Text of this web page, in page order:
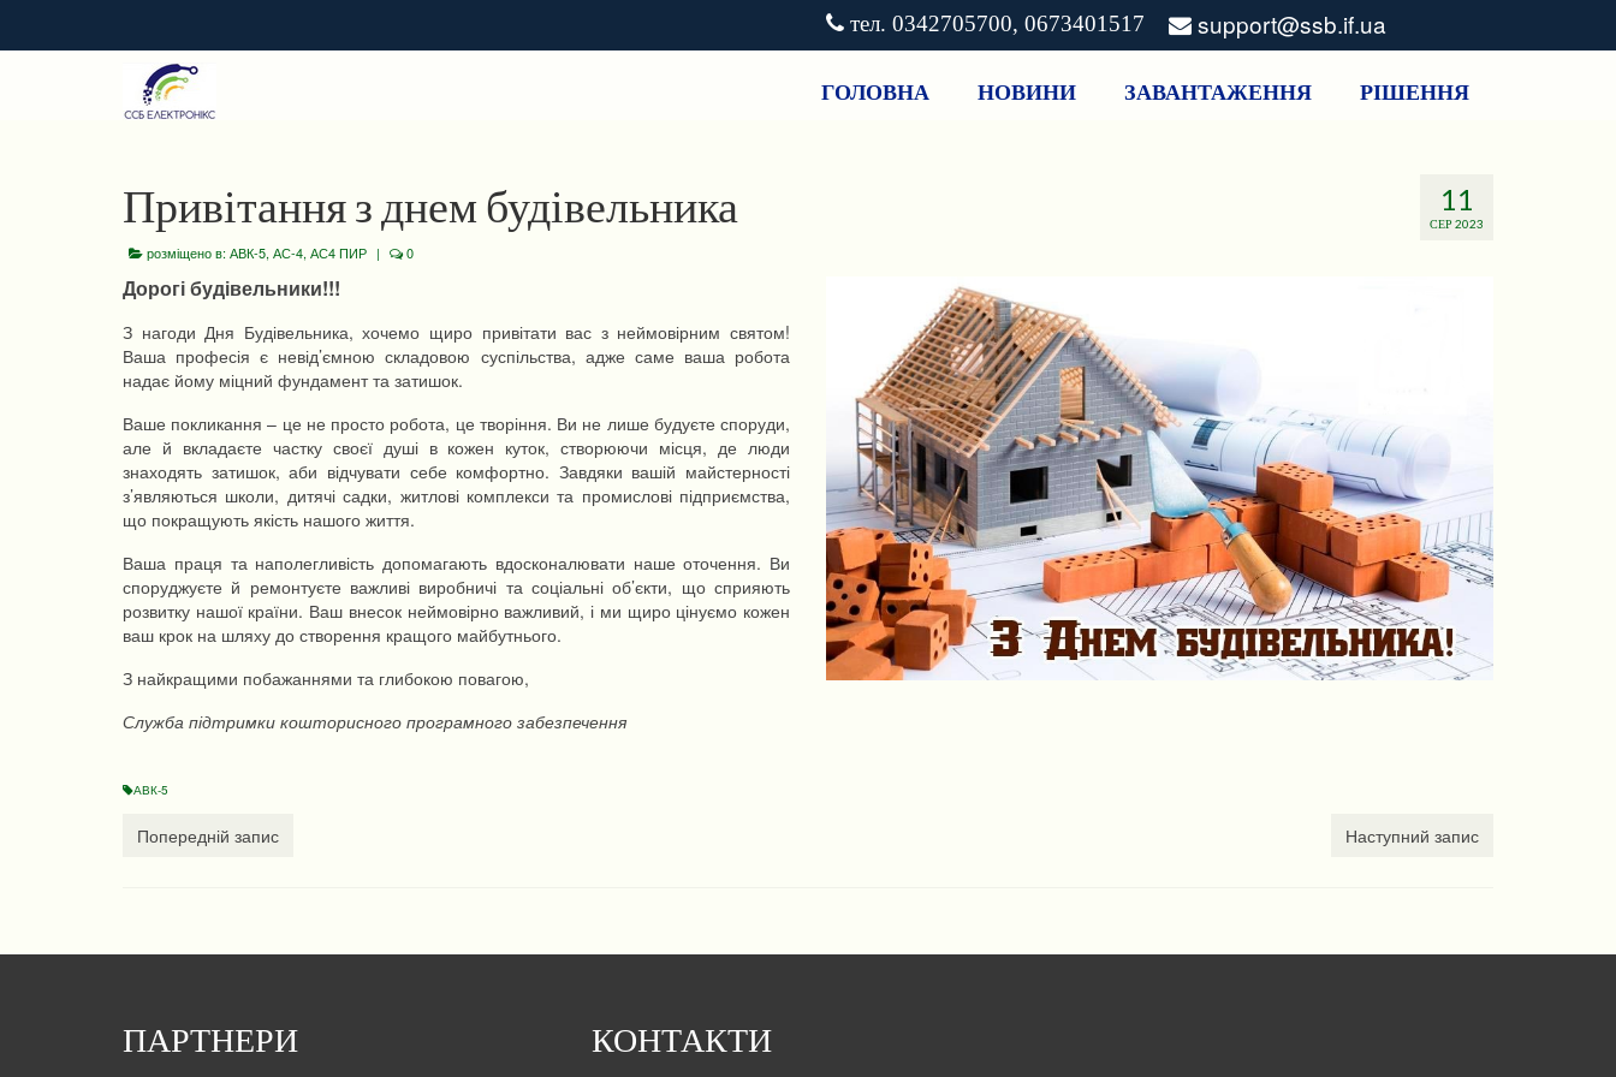
тел. 0342705700, 0673401517 support@ssb.if.ua
ГОЛОВНА НОВИНИ ЗАВАНТАЖЕННЯ РІШЕННЯ
11
СЕР 2023
Привітання з днем будівельника
розміщено в: АВК-5, АС-4, АС4 ПИР | 0
Дорогі будівельники!!!
З нагоди Дня Будівельника, хочемо щиро привітати вас з неймовірним святом!
Ваша професія є невід’ємною складовою суспільства, адже саме ваша робота
надає йому міцний фундамент та затишок.
Ваше покликання – це не просто робота, це творіння. Ви не лише будуєте споруди,
але й вкладаєте частку своєї душі в кожен куток, створюючи місця, де люди
знаходять затишок, аби відчувати себе комфортно. Завдяки вашій майстерності
з’являються школи, дитячі садки, житлові комплекси та промислові підприємства,
що покращують якість нашого життя.
Ваша праця та наполегливість допомагають вдосконалювати наше оточення. Ви
споруджуєте й ремонтуєте важливі виробничі та соціальні об’єкти, що сприяють
розвитку нашої країни. Ваш внесок неймовірно важливий, і ми щиро цінуємо кожен
ваш крок на шляху до створення кращого майбутнього.
З найкращими побажаннями та глибокою повагою,
Служба підтримки кошторисного програмного забезпечення
АВК-5
Попередній запис Наступний запис
ПАРТНЕРИ КОНТАКТИ